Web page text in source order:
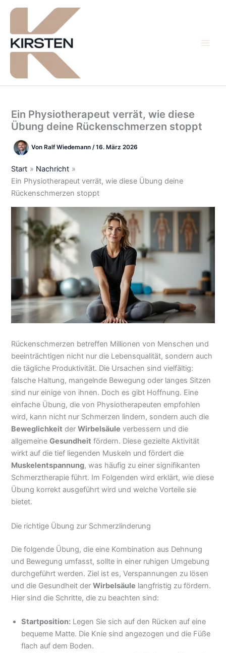
springen
Ein Physiotherapeut verrät, wie diese
Übung deine Rückenschmerzen stoppt
Von Ralf Wiedemann/16. März 2026
Start
Nachricht
Ein Physiotherapeut verrät, wie diese Übung deine
Rückenschmerzen stoppt
Rückenschmerzen betreffen Millionen von Menschen und
beeinträchtigen nicht nur die Lebensqualität, sondern auch
die tägliche Produktivität. Die Ursachen sind vielfältig:
falsche Haltung, mangelnde Bewegung oder langes Sitzen
sind nur einige von ihnen. Doch es gibt Hoffnung. Eine
einfache Übung, die von Physiotherapeuten empfohlen
wird, kann nicht nur Schmerzen lindern, sondern auch die
Beweglichkeit derWirbelsäule verbessern und die
allgemeineGesundheit fördern. Diese gezielte Aktivität
wirkt auf die tief liegenden Muskeln und fördert die
Muskelentspannung, was häufig zu einer signifikanten
Schmerztherapie führt. Im Folgenden wird erklärt, wie diese
Übung korrekt ausgeführt wird und welche Vorteile sie
bietet.
Die richtige Übung zur Schmerzlinderung
Die folgende Übung, die eine Kombination aus Dehnung
und Bewegung umfasst, sollte in einer ruhigen Umgebung
durchgeführt werden. Ziel ist es, Verspannungen zu lösen
und die Gesundheit derWirbelsäule langfristig zu fördern.
Hier sind die Schritte, die zu beachten sind:
Startposition: Legen Sie sich auf den Rücken auf eine
bequeme Matte. Die Knie sind angezogen und die Füße
flach auf dem Boden.